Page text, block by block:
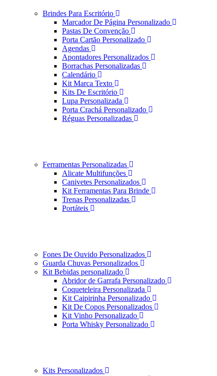
Brindes Para Escritório
Marcador De Página Personalizado
Pastas De Convenção
Porta Cartão Personalizado
Agendas
Apontadores Personalizados
Borrachas Personalizadas
Calendário
Kit Marca Texto
Kits De Escritório
Lupa Personalizada
Porta Crachá Personalizado
Réguas Personalizadas
Ferramentas Personalizadas
Alicate Multifunções
Canivetes Personalizados
Kit Ferramentas Para Brinde
Trenas Personalizadas
Portáteis
Fones De Ouvido Personalizados
Guarda Chuvas Personalizados
Kit Bebidas personalizado
Abridor de Garrafa Personalizado
Coqueteleira Personalizada
Kit Caipirinha Personalizado
Kit De Copos Personalizados
Kit Vinho Personalizado
Porta Whisky Personalizado
Kits Personalizados